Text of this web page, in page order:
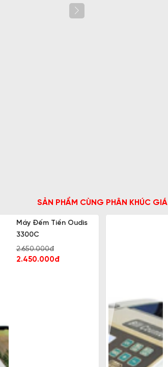
SẢN PHẨM CÙNG PHÂN KHÚC GIÁ
Máy Đếm Tiền Oudis
3300C
2.650.000đ
2.450.000đ